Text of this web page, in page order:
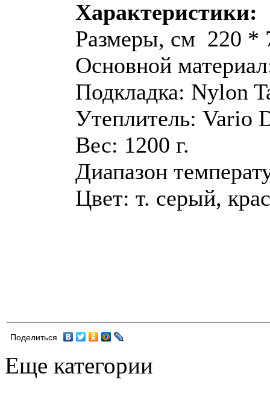
Характеристики:
Размеры, см 220 *
Основной
Подкладка: Nylon
Утеплитель: Vario
Вес: 1200 г.
Диапазон
Цвет: т. серый,
Поделиться
Еще категории